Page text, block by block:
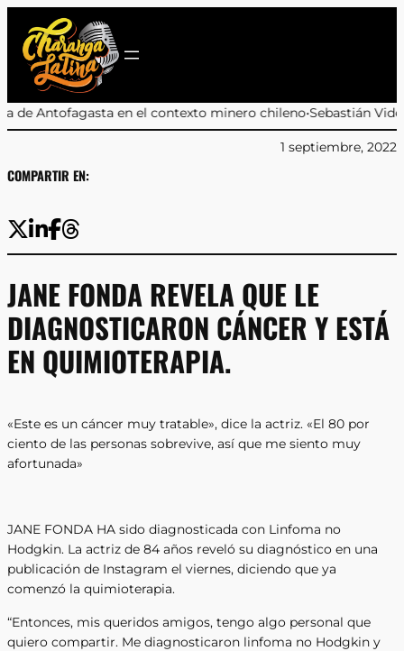
contenido
el contexto minero chileno•Sebastián Videla aclara que
COMPARTIR EN:
1 septiembre, 2022
JANE FONDA REVELA QUE LE
DIAGNOSTICARON CÁNCER Y ESTÁ
EN QUIMIOTERAPIA.
«Este es un cáncer muy tratable», dice la actriz. «El 80 por
ciento de las personas sobrevive, así que me siento muy
afortunada»
JANE FONDA HA sido diagnosticada con Linfoma no
Hodgkin. La actriz de 84 años reveló su diagnóstico en una
publicación de Instagram el viernes, diciendo que ya
comenzó la quimioterapia.
“Entonces, mis queridos amigos, tengo algo personal que
quiero compartir. Me diagnosticaron linfoma no Hodgkin y